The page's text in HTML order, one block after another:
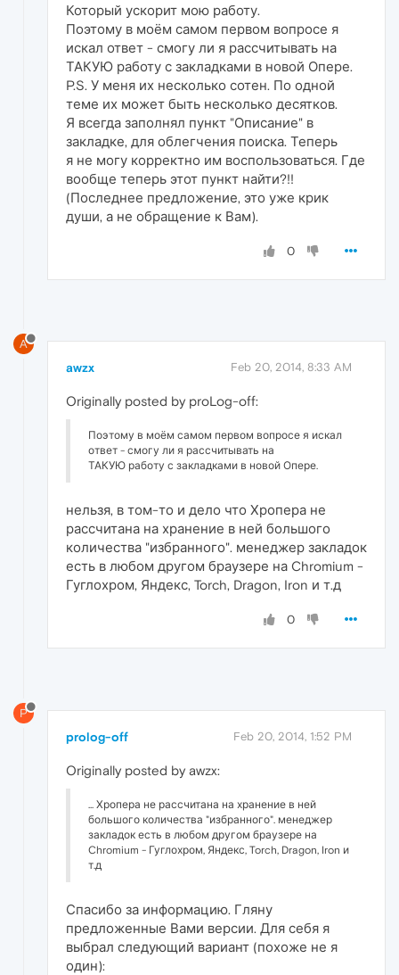
Который ускорит мою работу.
Поэтому в моём самом первом вопросе я
искал ответ - смогу ли я рассчитывать на
ТАКУЮ работу с закладками в новой Опере.
P.S. У меня их несколько сотен. По одной
теме их может быть несколько десятков.
Я всегда заполнял пункт "Описание" в
закладке, для облегчения поиска. Теперь
я не могу корректно им воспользоваться. Где
вообще теперь этот пункт найти?!!
(Последнее предложение, это уже крик
души, а не обращение к Вам).
0
A
awzx Feb 20, 2014, 8:33 AM
Originally posted by proLog-off:
Поэтому в моём самом первом вопросе я искал
ответ - смогу ли я рассчитывать на
ТАКУЮ работу с закладками в новой Опере.
нельзя, в том-то и дело что Хропера не
рассчитана на хранение в ней большого
количества "избранного". менеджер закладок
есть в любом другом браузере на Chromium -
Гуглохром, Яндекс, Torch, Dragon, Iron и т.д
0
P
prolog-off Feb 20, 2014, 1:52 PM
Originally posted by awzx:
... Хропера не рассчитана на хранение в ней
большого количества "избранного". менеджер
закладок есть в любом другом браузере на
Chromium - Гуглохром, Яндекс, Torch, Dragon, Iron и
т.д
Спасибо за информацию. Гляну
предложенные Вами версии. Для себя я
выбрал следующий вариант (похоже не я
один):